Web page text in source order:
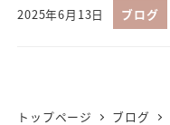
2025年6月13日 ブログ
トップページ ブログ